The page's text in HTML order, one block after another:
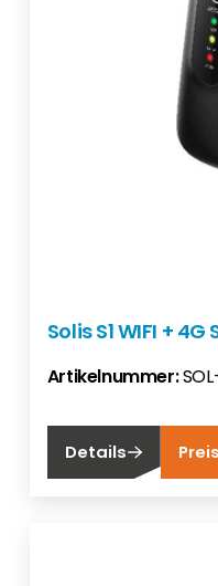
Solis S1 WIFI +
Artikelnummer:
Details